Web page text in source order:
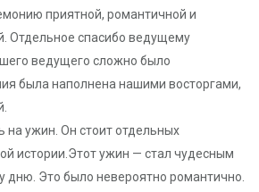
приятной, романтичной и
Отдельное спасибо ведущему
ведущего сложно было
была наполнена нашими восторгами,
ужин. Он стоит отдельных
истории.Этот ужин — стал чудесным
дню. Это было невероятно романтично.